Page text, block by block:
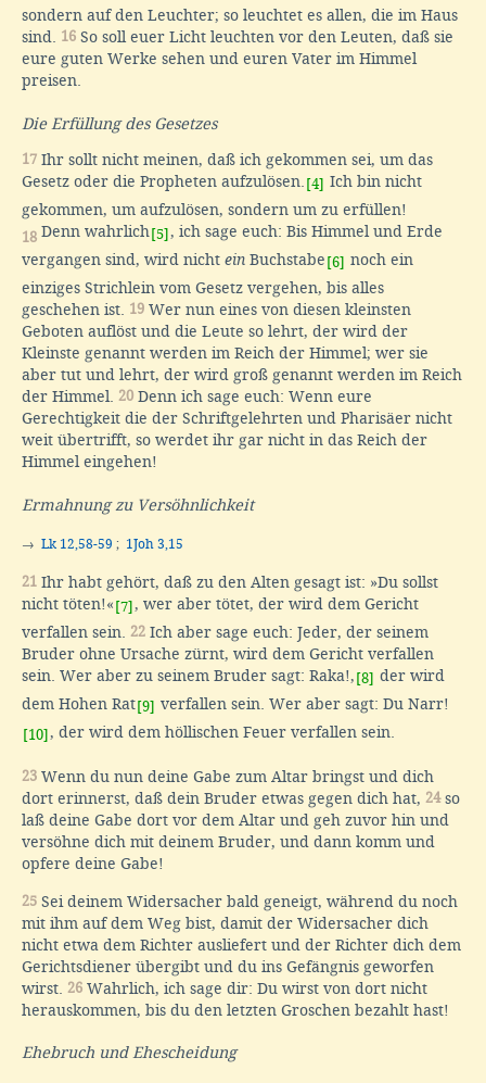
sondern auf den Leuchter; so leuchtet es allen, die im Haus
sind. 16 So soll euer Licht leuchten vor den Leuten, daß sie
eure guten Werke sehen und euren Vater im Himmel
preisen.
Die Erfüllung des Gesetzes
17 Ihr sollt nicht meinen, daß ich gekommen sei, um das
Gesetz oder die Propheten aufzulösen. [4] Ich bin nicht
gekommen, um aufzulösen, sondern um zu erfüllen!
18 Denn wahrlich [5] , ich sage euch: Bis Himmel und Erde
vergangen sind, wird nicht ein Buchstabe [6] noch ein
einziges Strichlein vom Gesetz vergehen, bis alles
geschehen ist. 19 Wer nun eines von diesen kleinsten
Geboten auflöst und die Leute so lehrt, der wird der
Kleinste genannt werden im Reich der Himmel; wer sie
aber tut und lehrt, der wird groß genannt werden im Reich
der Himmel. 20 Denn ich sage euch: Wenn eure
Gerechtigkeit die der Schriftgelehrten und Pharisäer nicht
weit übertrifft, so werdet ihr gar nicht in das Reich der
Himmel eingehen!
Ermahnung zu Versöhnlichkeit
→ Lk 12,58-59 ; 1Joh 3,15
21 Ihr habt gehört, daß zu den Alten gesagt ist: »Du sollst
nicht töten!« [7], wer aber tötet, der wird dem Gericht
verfallen sein. 22 Ich aber sage euch: Jeder, der seinem
Bruder ohne Ursache zürnt, wird dem Gericht verfallen
sein. Wer aber zu seinem Bruder sagt: Raka!, [8] der wird
dem Hohen Rat[9] verfallen sein. Wer aber sagt: Du Narr!
[10], der wird dem höllischen Feuer verfallen sein.
23 Wenn du nun deine Gabe zum Altar bringst und dich
dort erinnerst, daß dein Bruder etwas gegen dich hat, 24so
laß deine Gabe dort vor dem Altar und geh zuvor hin und
versöhne dich mit deinem Bruder, und dann komm und
opfere deine Gabe!
25 Sei deinem Widersacher bald geneigt, während du noch
mit ihm auf dem Weg bist, damit der Widersacher dich
nicht etwa dem Richter ausliefert und der Richter dich dem
Gerichtsdiener übergibt und du ins Gefängnis geworfen
wirst. 26 Wahrlich, ich sage dir: Du wirst von dort nicht
herauskommen, bis du den letzten Groschen bezahlt hast!
Ehebruch und Ehescheidung